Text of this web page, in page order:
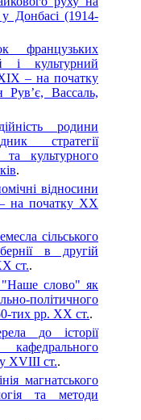
у Донбасі (1914-
французьких
і культурний
– на початку
Вассаль,
родини
стратегії
та культурного
.
відносини
на початку ХХ
сільського
в другій
ст..
слово" як
політичного
тих рр. ХХ ст..
до історії
у XVIII ст..
магнатського
та методи